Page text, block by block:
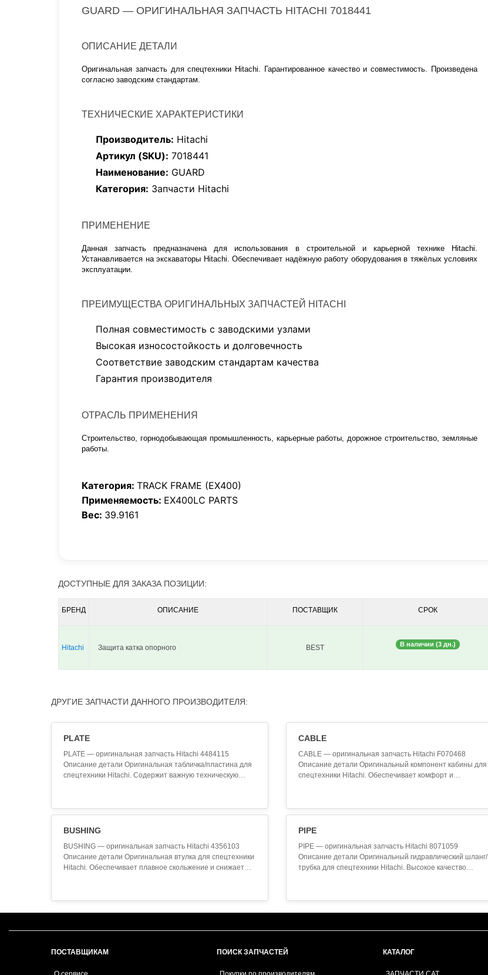
GUARD — ОРИГИНАЛЬНАЯ ЗАПЧАСТЬ HITACHI 7018441
ОПИСАНИЕ ДЕТАЛИ
Оригинальная запчасть для спецтехники Hitachi. Гарантированное качество и совместимость. Произведена
согласно заводским стандартам.
ТЕХНИЧЕСКИЕ ХАРАКТЕРИСТИКИ
Производитель: Hitachi
Артикул (SKU): 7018441
Наименование: GUARD
Категория: Запчасти Hitachi
ПРИМЕНЕНИЕ
Данная запчасть предназначена для использования в строительной и карьерной технике Hitachi.
Устанавливается на экскаваторы Hitachi. Обеспечивает надёжную работу оборудования в тяжёлых условиях
эксплуатации.
ПРЕИМУЩЕСТВА ОРИГИНАЛЬНЫХ ЗАПЧАСТЕЙ HITACHI
Полная совместимость с заводскими узлами
Высокая износостойкость и долговечность
Соответствие заводским стандартам качества
Гарантия производителя
ОТРАСЛЬ ПРИМЕНЕНИЯ
Строительство, горнодобывающая промышленность, карьерные работы, дорожное строительство, земляные
работы.
Категория: TRACK FRAME (EX400)
Применяемость: EX400LC PARTS
Вес: 39.9161
ДОСТУПНЫЕ ДЛЯ ЗАКАЗА ПОЗИЦИИ:
БРЕНД ОПИСАНИЕ ПОСТАВЩИК СРОК
Hitachi Защита катка опорного BEST В наличии (3 дн.)
ДРУГИЕ ЗАПЧАСТИ ДАННОГО ПРОИЗВОДИТЕЛЯ:
PLATE
PLATE — оригинальная запчасть Hitachi 4484115
Описание детали Оригинальная табличка/пластина для
спецтехники Hitachi. Содержит важную техническую
Производитель: Hitachi Артикул (SKU): 4484115
Наименование: PLATE Категория: Индикаторные
таблички Применение Данная запча..
CABLE
CABLE — оригинальная запчасть Hitachi F070468
Описание детали Оригинальный компонент кабины для
спецтехники Hitachi. Обеспечивает комфорт и
характеристики Производитель: Hitachi Артикул (SKU):
F070468 Наименование: CABLE Категория: Кабина и
BUSHING
BUSHING — оригинальная запчасть Hitachi 4356103
Описание детали Оригинальная втулка для спецтехники
Hitachi. Обеспечивает плавное скольжение и снижает
Производитель: Hitachi Артикул (SKU): 4356103
PIPE
PIPE — оригинальная запчасть Hitachi 8071059
Описание детали Оригинальный гидравлический шланг/
трубка для спецтехники Hitachi. Высокое качество
Производитель: Hitachi Артикул (SKU): 8071059
ПОСТАВЩИКАМ ПОИСК ЗАПЧАСТЕЙ КАТАЛОГ